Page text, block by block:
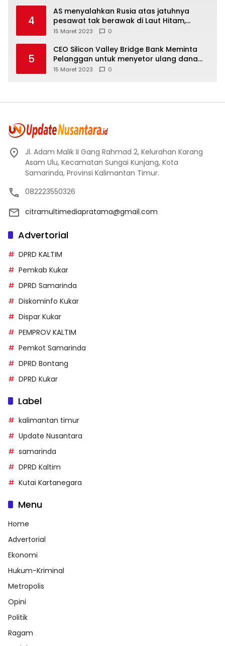
4
AS menyalahkan Rusia atas jatuhnya
pesawat tak berawak di Laut Hitam,
Moskow menyangkal
15 Maret 2023 0
5
CEO Silicon Valley Bridge Bank Meminta
Pelanggan untuk menyetor ulang dana
Mereka
15 Maret 2023 0
Jl. Adam Malik II Gang Rahmad 2, Kelurahan Karang
Asam Ulu, Kecamatan Sungai Kunjang, Kota
Samarinda, Provinsi Kalimantan Timur.
082223550326
citramultimediapratama@gmail.com
Advertorial
DPRD KALTIM
Pemkab Kukar
DPRD Samarinda
Diskominfo Kukar
Dispar Kukar
PEMPROV KALTIM
Pemkot Samarinda
DPRD Bontang
DPRD Kukar
Label
kalimantan timur
Update Nusantara
samarinda
DPRD Kaltim
Kutai Kartanegara
Menu
Home
Advertorial
Ekonomi
Hukum-Kriminal
Metropolis
Opini
Politik
Ragam